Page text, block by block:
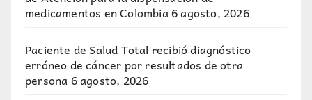
medicamentos en Colombia6 agosto, 2026
Paciente de Salud Total recibió diagnóstico
erróneo de cáncer por resultados de otra
persona6 agosto, 2026